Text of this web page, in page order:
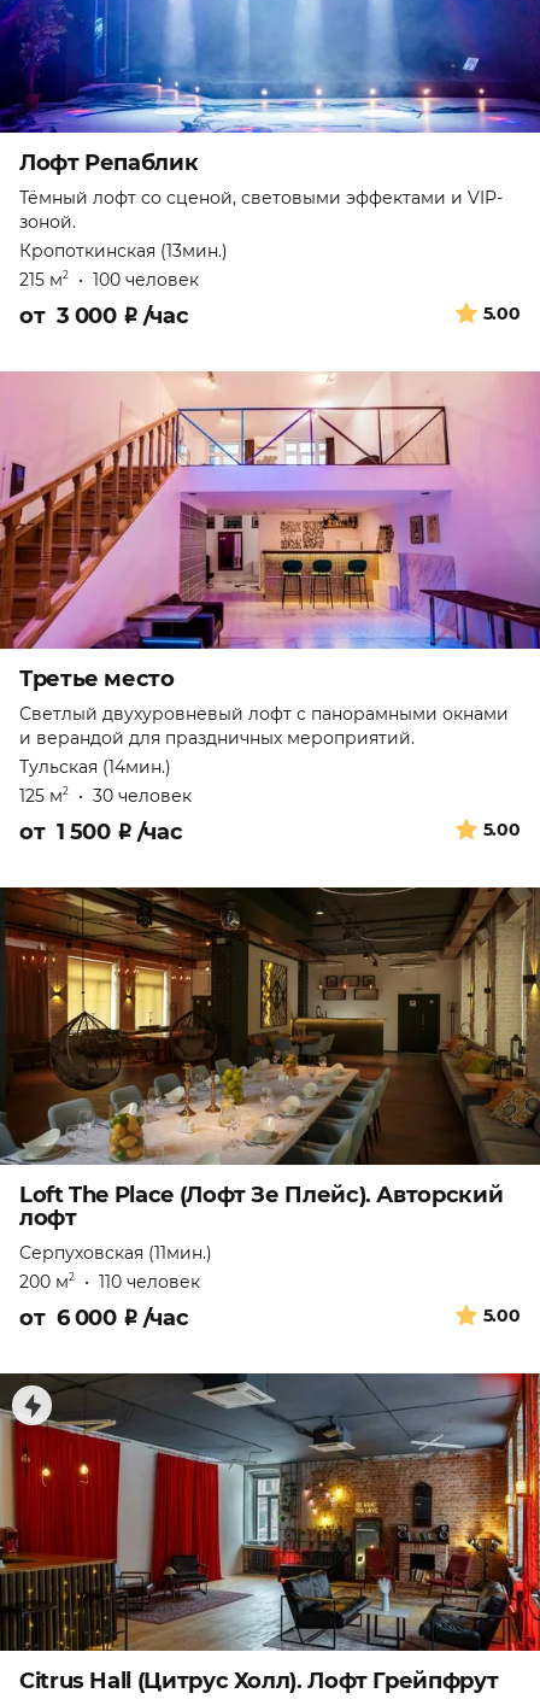
Лофт Репаблик
Тёмный лофт со сценой, световыми эффектами и VIP-
зоной.
Кропоткинская (13мин.)
215 м2 • 100 человек
5.00
от 3 000 ₽ /час
Третье место
Светлый двухуровневый лофт с панорамными окнами
и верандой для праздничных мероприятий.
Тульская (14мин.)
125 м2 • 30 человек
5.00
от 1 500 ₽ /час
Loft The Place (Лофт Зе Плейс). Авторский
лофт
Серпуховская (11мин.)
200 м2 • 110 человек
5.00
от 6 000 ₽ /час
Citrus Hall (Цитрус Холл). Лофт Грейпфрут